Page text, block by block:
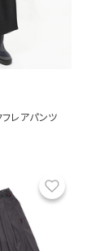
レアパンツ